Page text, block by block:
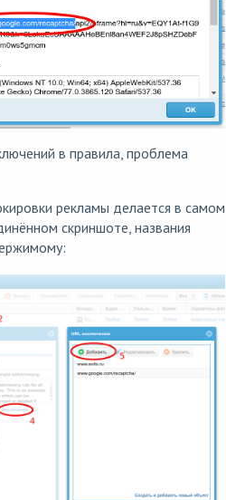
в правила, проблема
рекламы делается в самом
скриншоте, названия